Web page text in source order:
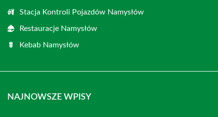
Stacja Kontroli Pojazdów Namysłów
Restauracje Namysłów
Kebab Namysłów
NAJNOWSZE WPISY